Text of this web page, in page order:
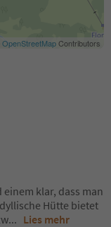
OpenStreetMapContributors
klar, dass man
Hütte bietet
... Lies mehr